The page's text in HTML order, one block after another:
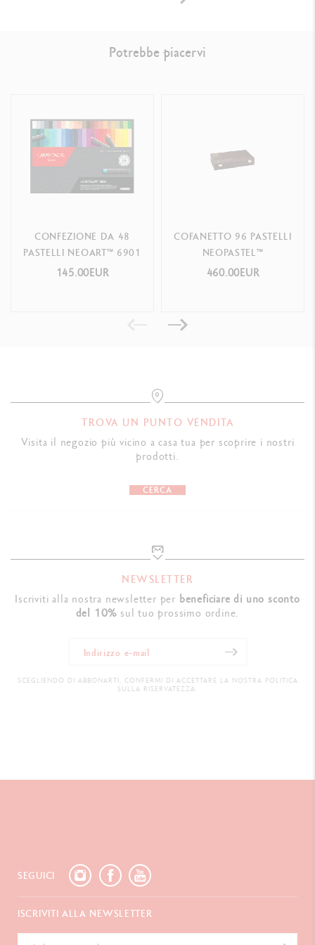
Potrebbe piacervi
CONFEZIONE DA 48
PASTELLI NEOART™ 6901
145.00EUR
COFANETTO 96 PASTELLI
NEOPASTEL™
460.00EUR
TROVA UN PUNTO VENDITA
Visita il negozio più vicino a casa tua per scoprire i nostri
prodotti.
CERCA
NEWSLETTER
Iscriviti alla nostra newsletter per beneficiare di uno sconto
del 10% sul tuo prossimo ordine.
SCEGLIENDO DI ABBONARTI, CONFERMI DI ACCETTARE LA NOSTRA POLITICA
SULLA RISERVATEZZA.
SEGUICI
ISCRIVITI ALLA NEWSLETTER